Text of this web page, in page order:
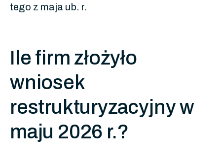
tego z maja ub. r.
Ile firm złożyło
wniosek
restrukturyzacyjny w
maju 2026 r.?